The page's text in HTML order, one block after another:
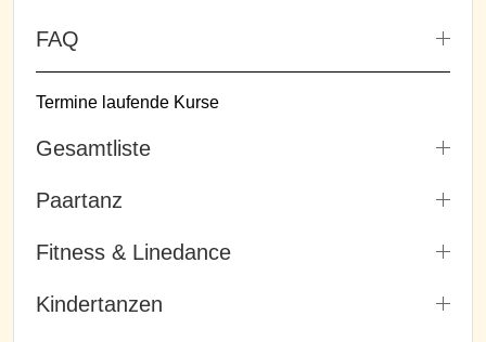
FAQ
Termine laufende Kurse
Gesamtliste
Paartanz
Fitness & Linedance
Kindertanzen